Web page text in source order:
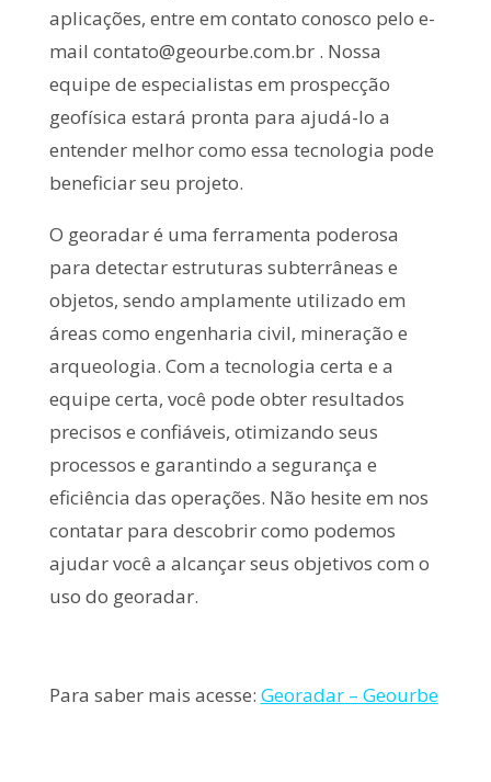
aplicações, entre em contato conosco pelo e-
mail contato@geourbe.com.br. Nossa
equipe de especialistas em prospecção
geofísica estará pronta para ajudá-lo a
entender melhor como essa tecnologia pode
beneficiar seu projeto.
O georadar é uma ferramenta poderosa
para detectar estruturas subterrâneas e
objetos, sendo amplamente utilizado em
áreas como engenharia civil, mineração e
arqueologia. Com a tecnologia certa e a
equipe certa, você pode obter resultados
precisos e confiáveis, otimizando seus
processos e garantindo a segurança e
eficiência das operações. Não hesite em nos
contatar para descobrir como podemos
ajudar você a alcançar seus objetivos com o
uso do georadar.
Para saber mais acesse: Georadar – Geourbe